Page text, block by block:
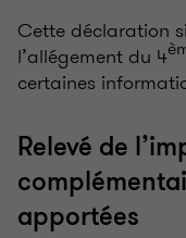
Cette déclaration
l’allégement du 4
certaines
Relevé de
apportées